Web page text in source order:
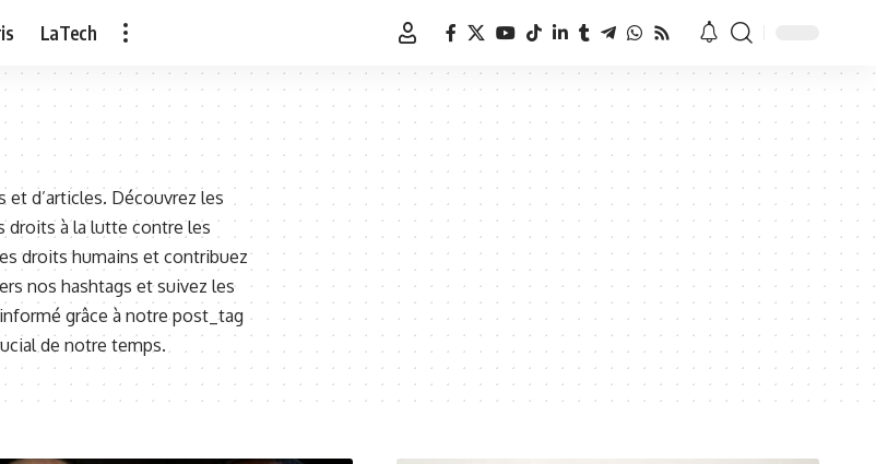
LaTech
d’articles. Découvrez les
droits à la lutte contre les
droits humains et contribuez
nos hashtags et suivez les
grâce à notre post_tag
de notre temps.